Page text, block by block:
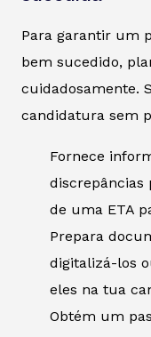
Para garantir um
bem sucedido,
cuidadosamente.
candidatura sem
Fornece
discrepâncias
de uma ETA
Prepara
digitalizá-los
eles na tua
Obtém um